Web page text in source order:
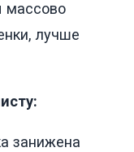
массово
лучше
занижена